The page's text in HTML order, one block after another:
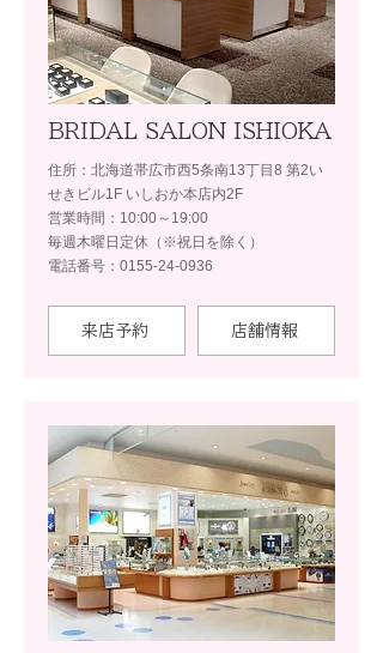
BRIDAL SALON ISHIOKA
住所：北海道帯広市西5条南13丁目8 第2い
せきビル1F いしおか本店内2F
営業時間：10:00～19:00
毎週木曜日定休（※祝日を除く）
電話番号：0155-24-0936
来店予約 店舗情報